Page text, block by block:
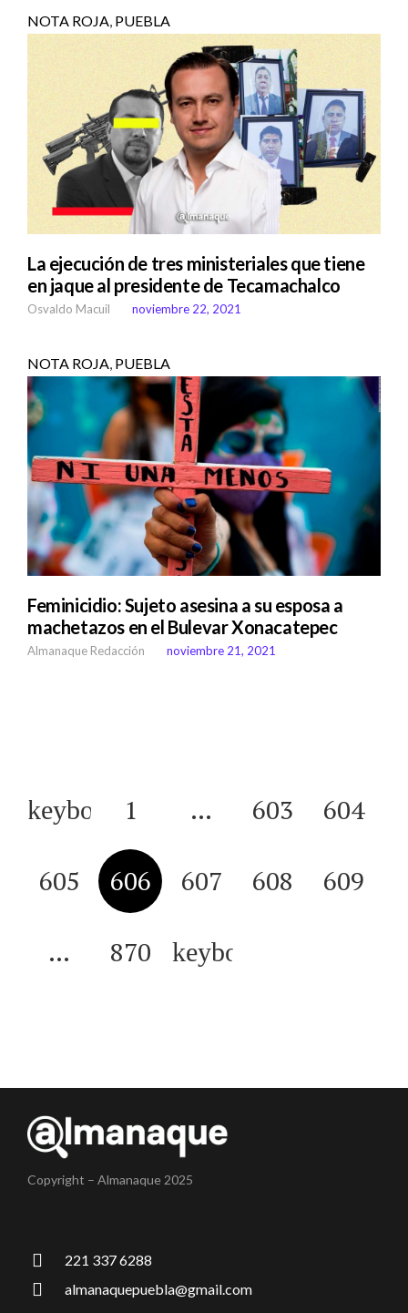
NOTA ROJA, PUEBLA
La ejecución de tres ministeriales que tiene
en jaque al presidente de Tecamachalco
Osvaldo Macuil noviembre 22, 2021
NOTA ROJA PUEBLA
Feminicidio: Sujeto asesina a su esposa a
machetazos en el Bulevar Xonacatepec
Almanaque Redacción noviembre 21, 2021
1 … 603 604
605 606 607 608 609
… 870
Copyright – Almanaque 2025
221 337 6288
almanaquepuebla@gmail.com